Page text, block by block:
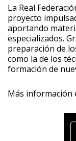
La Real
proyecto
aportando
especializados.
preparación de
como la de los
formación de
Más información